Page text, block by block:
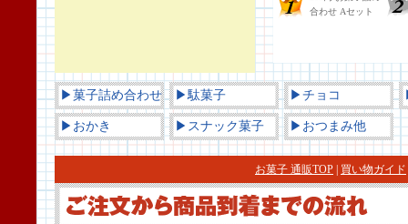
▶菓子詰め合わせ ▶駄菓子 ▶チョコ
▶おかき ▶スナック菓子 ▶おつまみ他
お菓子 通販TOP 買い物ガイド